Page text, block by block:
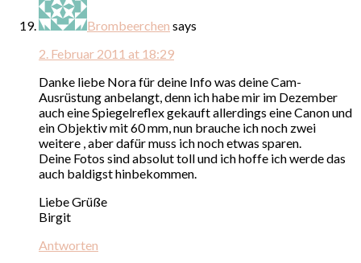
Brombeerchen says
2. Februar 2011 at 18:29
Danke liebe Nora für deine Info was deine Cam-
Ausrüstung anbelangt, denn ich habe mir im Dezember
auch eine Spiegelreflex gekauft allerdings eine Canon und
ein Objektiv mit 60 mm, nun brauche ich noch zwei
weitere , aber dafür muss ich noch etwas sparen.
Deine Fotos sind absolut toll und ich hoffe ich werde das
auch baldigst hinbekommen.
Liebe Grüße
Birgit
Antworten